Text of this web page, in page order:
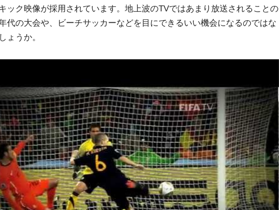
ック映像が採用されています。地上波のTVではあまり放送されることの
代の大会や、ビーチサッカーなどを目にできるいい機会になるのではな
ょうか。
ふくらはぎの張りや疲れに
ジュニアレッグリカバリー